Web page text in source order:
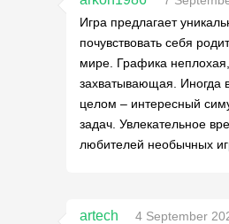
Игра предлагает
почувствовать себя
мире. Графика
захватывающая. Иногда
целом – интересный
задач. Увлекательное
любителей необычных
artech
4 September